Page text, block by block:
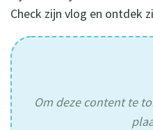
Check zijn vlog en ontdek
Om deze content te